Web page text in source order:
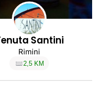
Santini
Rimini
2,5 KM